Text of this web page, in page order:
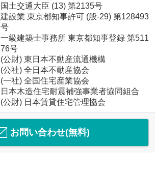
国土交通大臣 (13) 第2135号
建設業 東京都知事許可 (般-29) 第128493
号
一級建築士事務所 東京都知事登録 第511
76号
(公財) 東日本不動産流通機構
(公社) 全日本不動産協会
(一社) 全国住宅産業協会
日本木造住宅耐震補強事業者協同組合
(公財) 日本賃貸住宅管理協会
お問い合わせ(無料)